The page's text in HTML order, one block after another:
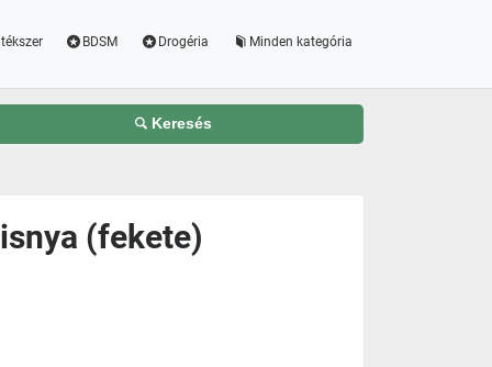
BDSM Drogéria Minden kategória
Keresés
(fekete)